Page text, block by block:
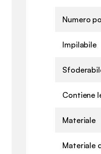
Numero
Impilabile
Contiene
Materiale
Materiale